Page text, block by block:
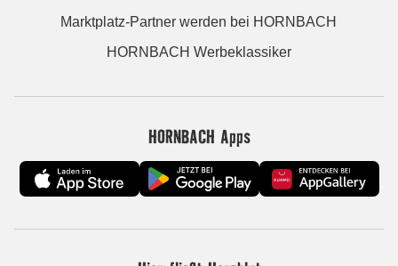
Marktplatz-Partner werden bei HORNBACH
HORNBACH Werbeklassiker
HORNBACH Apps